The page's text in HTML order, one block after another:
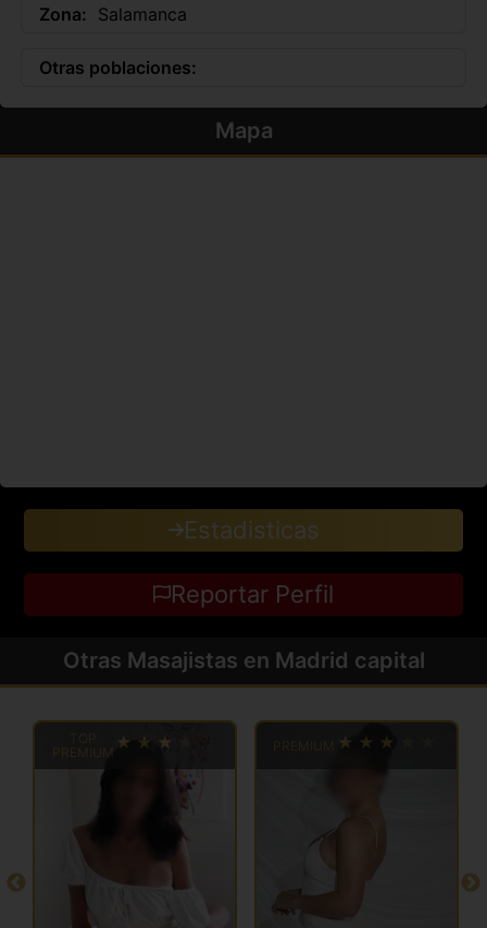
Zona: Salamanca
Otras poblaciones:
Mapa
Estadisticas
Reportar Perfil
Otras Masajistas en Madrid capital
PREMIUM